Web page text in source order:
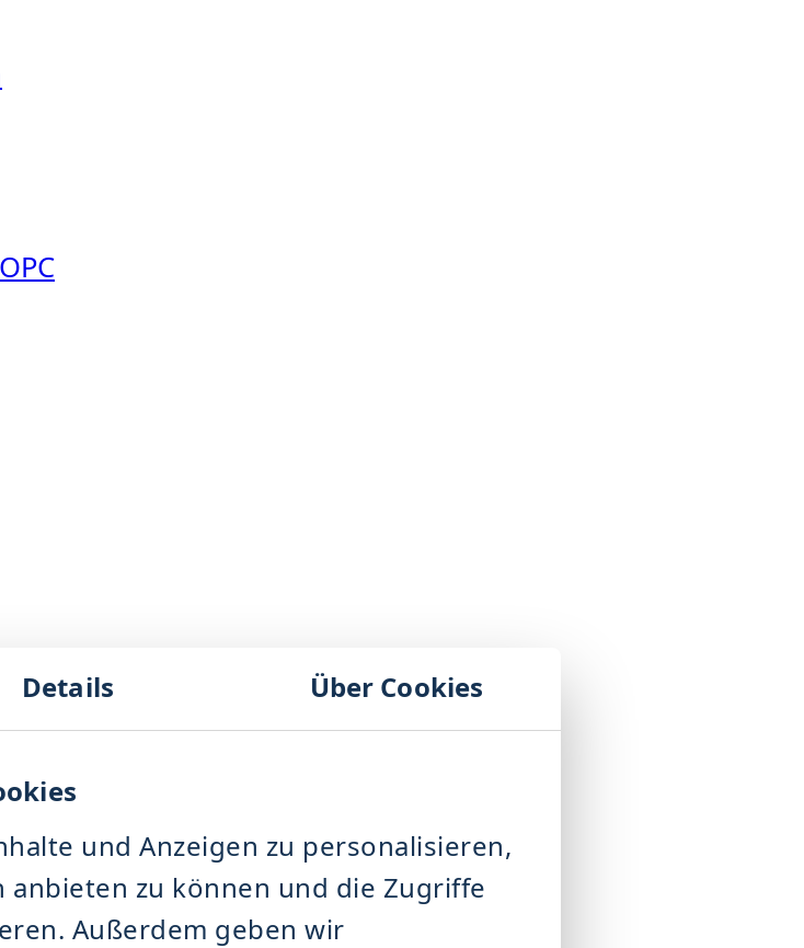
Details Über Cookies
und Anzeigen zu personalisieren,
zu können und die Zugriffe
Außerdem geben wir